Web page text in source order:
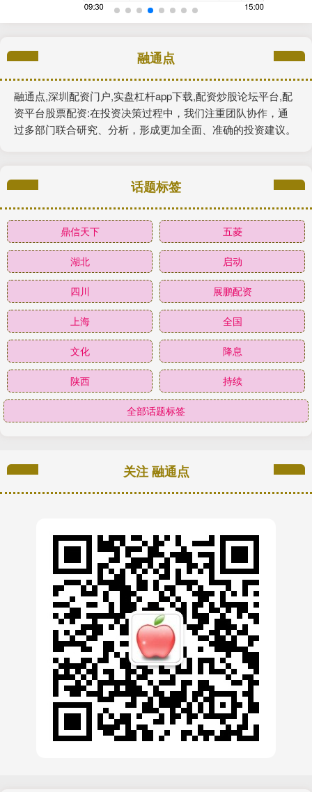
融通点
融通点,深圳配资门户,实盘杠杆app下载,配资炒股论坛平台,配
资平台股票配资:在投资决策过程中，我们注重团队协作，通
过多部门联合研究、分析，形成更加全面、准确的投资建议。
话题标签
鼎信天下 五菱
湖北 启动
四川 展鹏配资
上海 全国
文化 降息
陕西 持续
全部话题标签
关注 融通点